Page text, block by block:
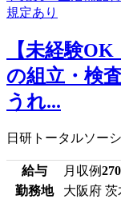
【未経験
の組立・検
うれ...
日研トータルソー
給与 月収例
勤務地
大阪府 茨